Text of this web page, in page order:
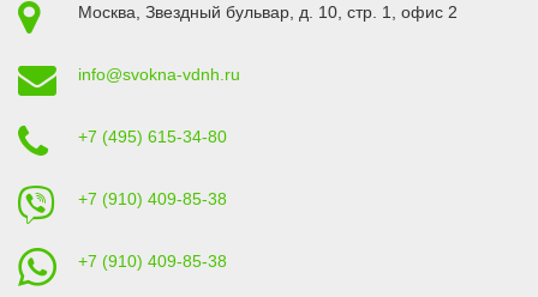
Москва Звездный бульвар, д. 10, стр. 1 , офис 2
info@svokna-vdnh.ru
+7 (495) 615-34-80
+7 (910) 409-85-38
+7 (910) 409-85-38